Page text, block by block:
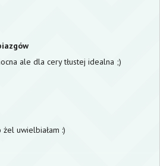
ale dla cery tłustej idealna ;)
uwielbiałam :)